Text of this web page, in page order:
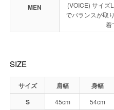
MEN
(VOICE) サイズ
でバランスが取
着
SIZE
サイズ 肩幅 身幅
S
45cm 54cm